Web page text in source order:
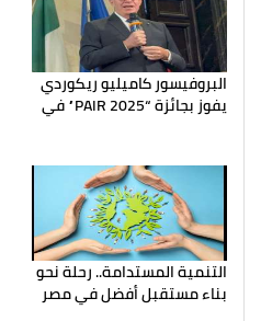
البروفيسور كاميليو ريكوردي
يفوز بجائزة “PAIR 2025” في
التنمية المستدامة.. رحلة نحو
بناء مستقبل أفضل في مصر